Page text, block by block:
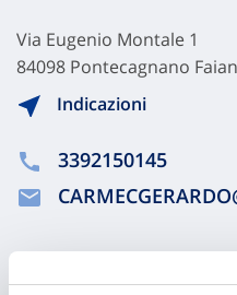
Via Eugenio Montale 1
84098 Pontecagnano
Indicazioni
3392150145
Chiama ora